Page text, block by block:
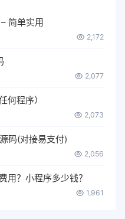
简单实用
2,172
2,077
何程序）
2,073
码(对接易支付)
2,056
用？小程序多少钱？
1,961